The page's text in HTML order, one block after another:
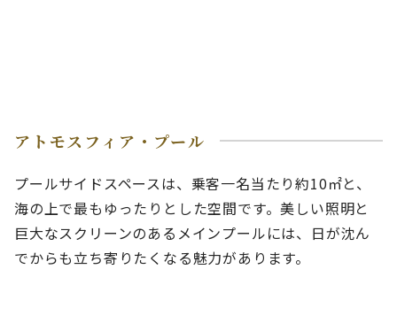
アトモスフィア・プール
プールサイドスペースは、乗客一名当たり約10㎡と、
海の上で最もゆったりとした空間です。美しい照明と
巨大なスクリーンのあるメインプールには、日が沈ん
でからも立ち寄りたくなる魅力があります。